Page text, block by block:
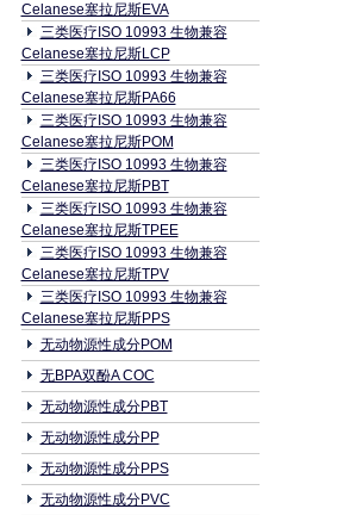
Celanese塞拉尼斯EVA
三类医疗ISO 10993 生物兼容
Celanese塞拉尼斯LCP
三类医疗ISO 10993 生物兼容
Celanese塞拉尼斯PA66
三类医疗ISO 10993 生物兼容
Celanese塞拉尼斯POM
三类医疗ISO 10993 生物兼容
Celanese塞拉尼斯PBT
三类医疗ISO 10993 生物兼容
Celanese塞拉尼斯TPEE
三类医疗ISO 10993 生物兼容
Celanese塞拉尼斯TPV
三类医疗ISO 10993 生物兼容
Celanese塞拉尼斯PPS
无动物源性成分POM
无BPA双酚A COC
无动物源性成分PBT
无动物源性成分PP
无动物源性成分PPS
无动物源性成分PVC